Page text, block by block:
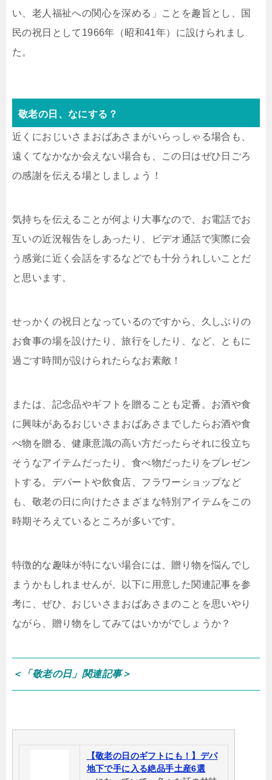
い、老人福祉への関心を深める」ことを趣旨とし、国
民の祝日として1966年（昭和41年）に設けられまし
た。
敬老の日、なにする？
近くにおじいさまおばあさまがいらっしゃる場合も、
遠くてなかなか会えない場合も、この日はぜひ日ごろ
の感謝を伝える場としましょう！
気持ちを伝えることが何より大事なので、お電話でお
互いの近況報告をしあったり、ビデオ通話で実際に会
う感覚に近く会話をするなどでも十分うれしいことだ
と思います。
せっかくの祝日となっているのですから、久しぶりの
お食事の場を設けたり、旅行をしたり、など、ともに
過ごす時間が設けられたらなお素敵！
または、記念品やギフトを贈ることも定番。お酒や食
に興味があるおじいさまおばあさまでしたらお酒や食
べ物を贈る、健康意識の高い方だったらそれに役立ち
そうなアイテムだったり、食べ物だったりをプレゼン
トする。デパートや飲食店、フラワーショップなど
も、敬老の日に向けたさまざまな特別アイテムをこの
時期そろえているところが多いです。
特徴的な趣味が特にない場合には、贈り物を悩んでし
まうかもしれませんが、以下に用意した関連記事を参
考に、ぜひ、おじいさまおばあさまのことを思いやり
ながら、贈り物をしてみてはいかがでしょうか？
＜「敬老の日」関連記事＞
【敬老の日のギフトにも！】デパ
地下で手に入る絶品手土産6選